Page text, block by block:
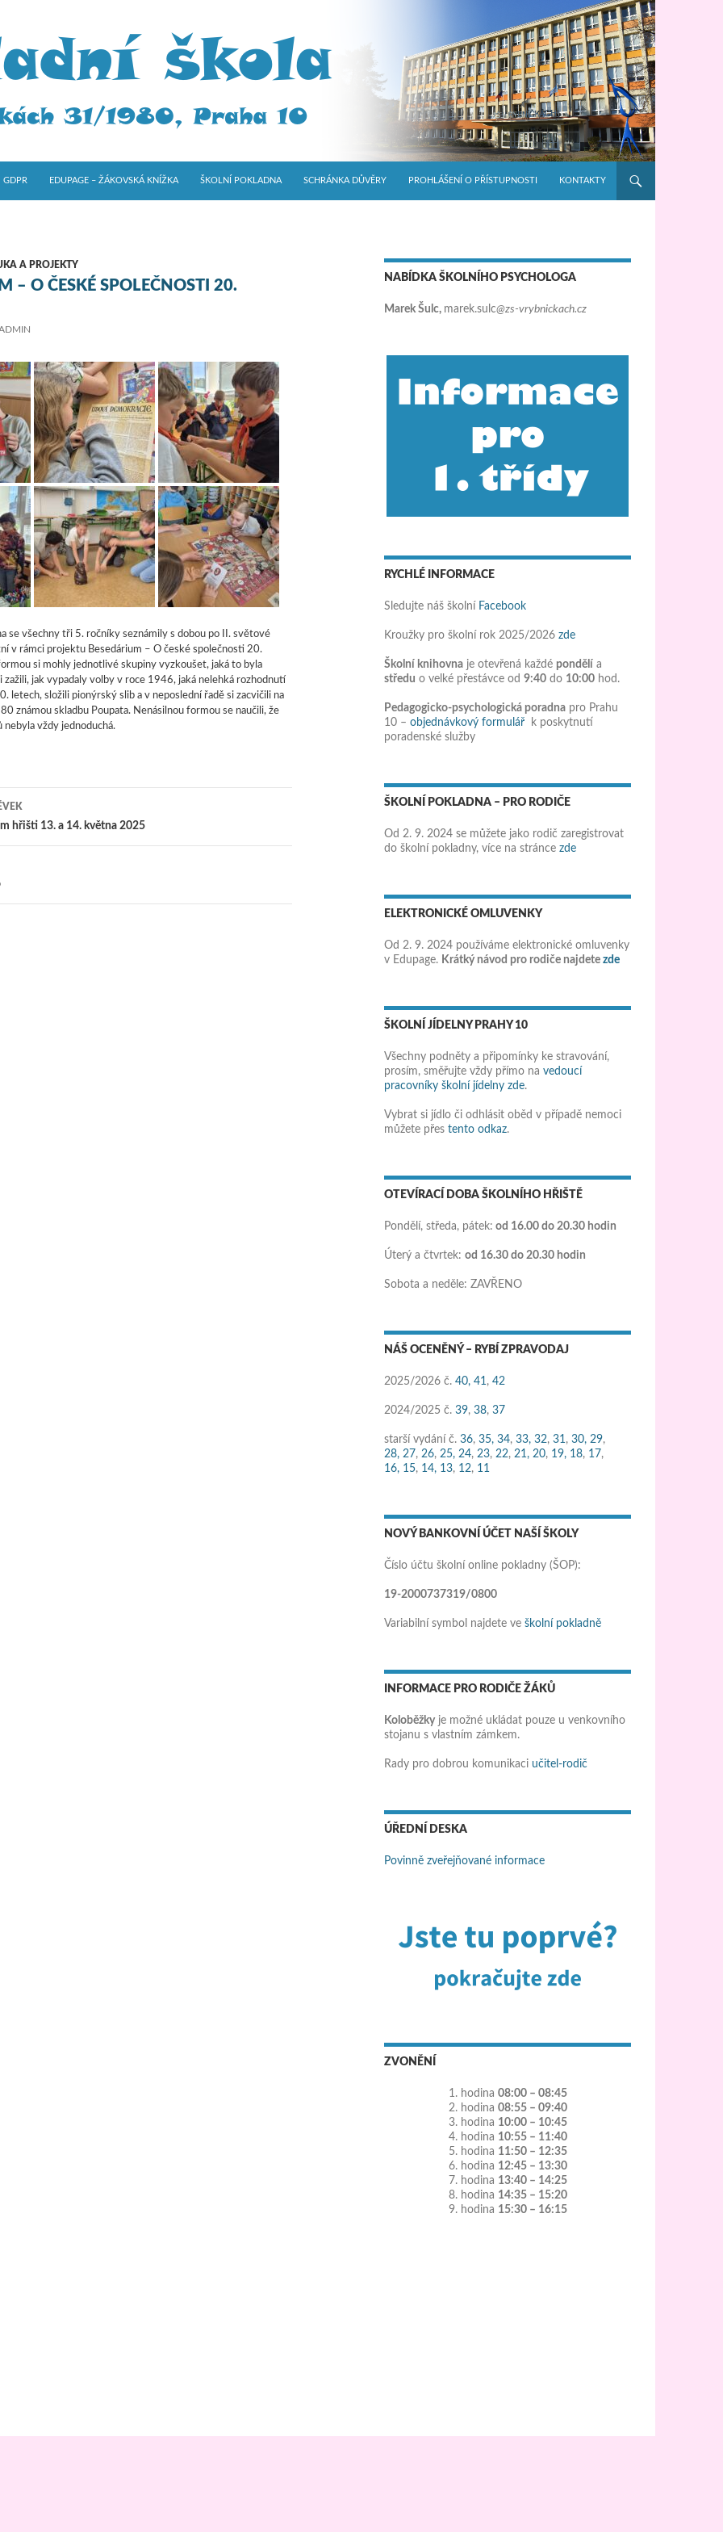
GDPR EDUPAGE – ŽÁKOVSKÁ KNÍŽKA ŠKOLNÍ POKLADNA SCHRÁNKA DŮVĚRY PROHLÁŠENÍ O PŘÍSTUPNOSTI KONTAKTY
A PROJEKTY
– O ČESKÉ SPOLEČNOSTI 20.
se všechny tři 5. ročníky seznámily s dobou po II. světové
v rámci projektu Besedárium – O české společnosti 20.
si mohly jednotlivé skupiny vyzkoušet, jaká to byla
zažili, jak vypadaly volby v roce 1946, jaká nelehká rozhodnutí
letech, složili pionýrský slib a v neposlední řadě si zacvičili na
známou skladbu Poupata. Nenásilnou formou se naučili, že
nebyla vždy jednoduchá.
příspěvky
hřišti 13. a 14. května 2025
NABÍDKA ŠKOLNÍHO PSYCHOLOGA
Marek Šulc, marek.sulc@zs-vrybnickach.cz
RYCHLÉ INFORMACE
Sledujte náš školní Facebook
Kroužky pro školní rok 2025/2026 zde
Školní knihovna je otevřená každé pondělí a
středu o velké přestávce od 9:40 do 10:00 hod.
Pedagogicko-psychologická poradna pro Prahu
10 – objednávkový formulář k poskytnutí
poradenské služby
ŠKOLNÍ POKLADNA – PRO RODIČE
Od 2. 9. 2024 se můžete jako rodič zaregistrovat
do školní pokladny, více na stránce zde
ELEKTRONICKÉ OMLUVENKY
Od 2. 9. 2024 používáme elektronické omluvenky
v Edupage. Krátký návod pro rodiče najdete zde
ŠKOLNÍ JÍDELNY PRAHY 10
Všechny podněty a připomínky ke stravování,
prosím, směřujte vždy přímo na vedoucí
pracovníky školní jídelny zde.
Vybrat si jídlo či odhlásit oběd v případě nemoci
můžete přes tento odkaz.
OTEVÍRACÍ DOBA ŠKOLNÍHO HŘIŠTĚ
Pondělí, středa, pátek: od 16.00 do 20.30 hodin
Úterý a čtvrtek: od 16.30 do 20.30 hodin
Sobota a neděle: ZAVŘENO
NÁŠ OCENĚNÝ – RYBÍ ZPRAVODAJ
2025/2026 č. 40, 41, 42
2024/2025 č. 39, 38, 37
starší vydání č. 36, 35, 34, 33, 32, 31, 30, 29,
28, 27, 26, 25, 24, 23, 22, 21, 20, 19, 18, 17,
16, 15, 14, 13, 12, 11
NOVÝ BANKOVNÍ ÚČET NAŠÍ ŠKOLY
Číslo účtu školní online pokladny (ŠOP):
19-2000737319/0800
Variabilní symbol najdete ve školní pokladně
INFORMACE PRO RODIČE ŽÁKŮ
Koloběžkyje možné ukládat pouze u venkovního
stojanu s vlastním zámkem.
Rady pro dobrou komunikaci učitel-rodič
ÚŘEDNÍ DESKA
Povinně zveřejňované informace
ZVONĚNÍ
1. hodina 08:00 – 08:45
2. hodina 08:55 – 09:40
3. hodina 10:00 – 10:45
4. hodina 10:55 – 11:40
5. hodina 11:50 – 12:35
6. hodina 12:45 – 13:30
7. hodina 13:40 – 14:25
8. hodina 14:35 – 15:20
9. hodina 15:30 – 16:15